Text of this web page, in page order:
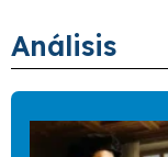
Análisis